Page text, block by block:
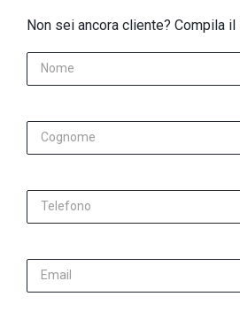
Non sei ancora cliente? Compila
Nome
Cognome
Telefono
Email